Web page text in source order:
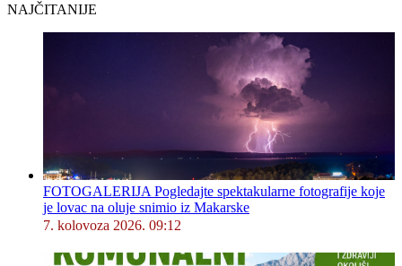
NAJČITANIJE
FOTOGALERIJA Pogledajte spektakularne fotografije koje
je lovac na oluje snimio iz Makarske
7. kolovoza 2026. 09:12